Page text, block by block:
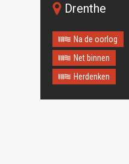
Drenthe
Na de oorlog
Net binnen
Herdenken